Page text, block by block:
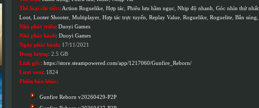
Thể loại chi tiết:: Action Roguelike Hợp tác Phiêu lưu hầm ngục Nhịp độ nhanh Góc nhìn thứ nhất
Loot Looter Shooter Multiplayer Hợp tác trực tuyến Replay Value Roguelike Roguelite Bắn súng
Nhà phát triển: Duoyi Games
Nhà phát hành: Duoyi Games
Ngày phát hành: 17/11/2021
Dung lượng: 2.5 GB
Link gốc: https://store.steampowered.com/app/1217060/Gunfire_Reborn/
Lượt xem: 1824
Phiên bản khác:
Gunfire Reborn v20260429-P2P